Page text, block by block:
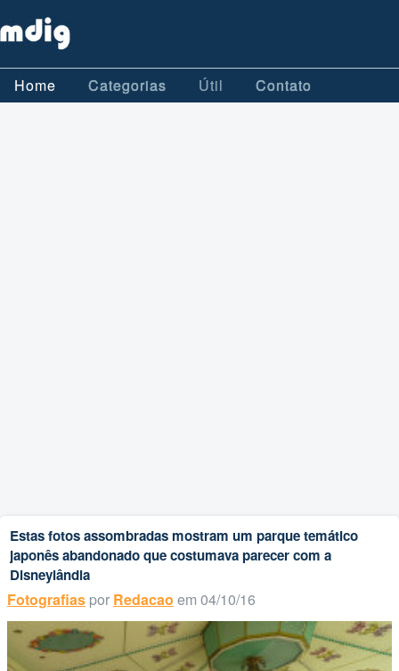
Home Categorias Útil Contato
Estas fotos assombradas mostram um parque temático
japonês abandonado que costumava parecer com a
Disneylândia
Fotografias por Redacao em 04/10/16